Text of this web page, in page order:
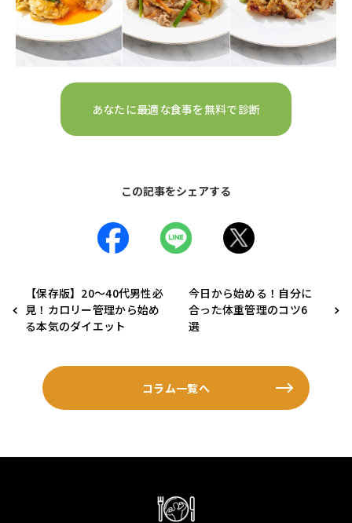
あなたに最適な食事を無料で診断
この記事をシェアする
【保存版】20〜40代男性必
見！カロリー管理から始め
る本気のダイエット
今日から始める！自分に
合った体重管理のコツ6
選
コラム一覧へ